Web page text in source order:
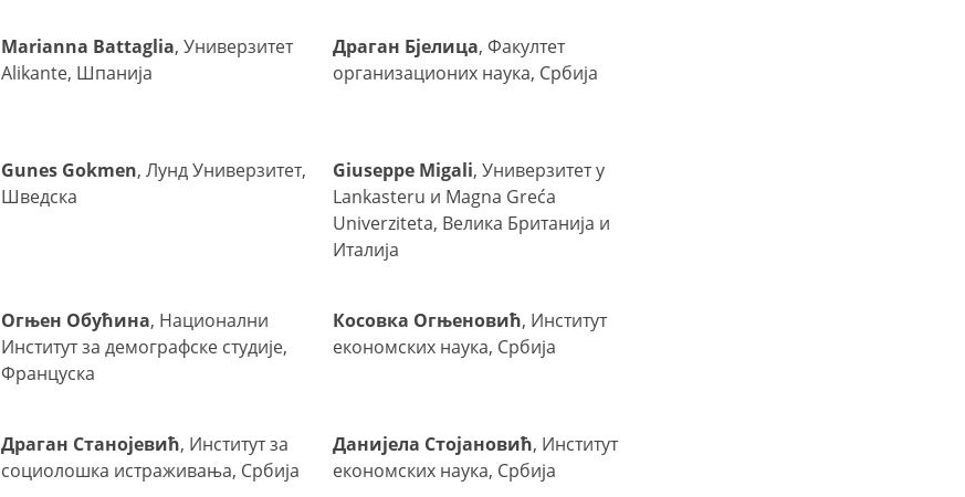
Marianna Battaglia, Универзитет
Alikante, Шпанија
Драган Бјелица, Факултет
организационих наука, Србија
Gunes Gokmen, Лунд Универзитет,
Шведска
Giuseppe Migali, Универзитет у
Lankasteru и Magna Greća
Univerziteta, Велика Британија и
Италија
Огњен Обућина, Национални
Институт за демографске студије,
Француска
Косовка Огњеновић, Институт
економских наука, Србија
Драган Станојевић, Институт за
социолошка истраживања, Србија
Данијела Стојановић, Институт
економских наука, Србија